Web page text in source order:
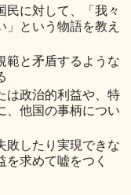
に対して、「我々
という物語を教え
と矛盾するような
政治的利益や、特
、他国の事柄につい
したり実現できな
求めて嘘をつく